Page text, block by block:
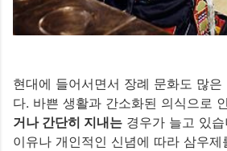
현대에 들어서면서 장례 문화도 많은
다. 바쁜 생활과 간소화된 의식으로
거나 간단히 지내는 경우가 늘고 있
이유나 개인적인 신념에 따라 삼우제